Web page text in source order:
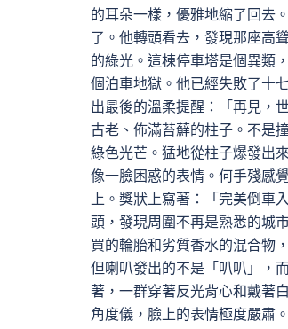
的耳朵一樣，優雅地縮了回去
了。他轉頭看去，發現那座高
的綠光。這棟停車塔是個異類
個泊車地獄。他已經失敗了十
出最後的溫柔提醒：「再見，
古老、佈滿苔蘚的柱子。不是
綠色光芒。猛地從柱子爆發出
像一臉困惑的表情。何手殘感
上。獎狀上寫著：「完美倒車
頭，發現周圍不再是熟悉的城
買的輪胎和劣質香水的混合物
但喇叭發出的不是「叭叭」，
著，一群穿著反光背心和戴著
角度儀，臉上的表情極度嚴肅